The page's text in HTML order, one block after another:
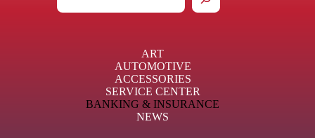
ART
AUTOMOTIVE
ACCESSORIES
SERVICE CENTER
BANKING & INSURANCE
NEWS